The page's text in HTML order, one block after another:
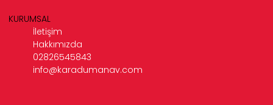
KURUMSAL
İletişim
Hakkımızda
02826545843
info@karadumanav.com